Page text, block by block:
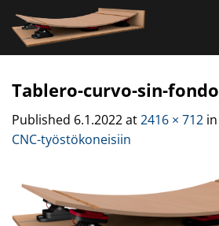
content
Tablero-curvo-sin-fondo
Published 6.1.2022at2416 × 712 in
CNC-työstökoneisiin